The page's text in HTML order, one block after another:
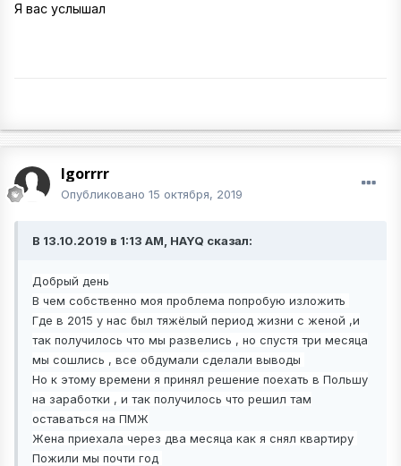
Я вас услышал
Igorrrr
Опубликовано 15 октября, 2019
В 13.10.2019 в 1:13 AM, HAYQ сказал:
Добрый день
В чем собственно моя проблема попробую изложить
Где в 2015 у нас был тяжёлый период жизни с женой ,и
так получилось что мы развелись , но спустя три месяца
мы сошлись , все обдумали сделали выводы
Но к этому времени я принял решение поехать в Польшу
на заработки , и так получилось что решил там
оставаться на ПМЖ
Жена приехала через два месяца как я снял квартиру
Пожили мы почти год